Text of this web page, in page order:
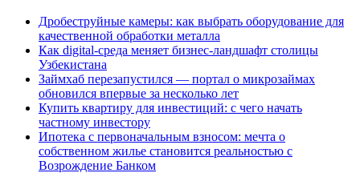
Дробеструйные камеры: как выбрать оборудование для
качественной обработки металла
Как digital-среда меняет бизнес-ландшафт столицы
Узбекистана
Займхаб перезапустился — портал о микрозаймах
обновился впервые за несколько лет
Купить квартиру для инвестиций: с чего начать
частному инвестору
Ипотека с первоначальным взносом: мечта о
собственном жилье становится реальностью с
Возрождение Банком